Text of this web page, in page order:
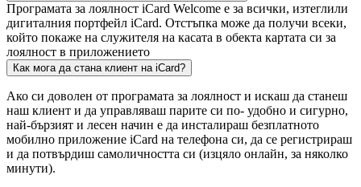
Програмата за лоялност iCard Welcome е за всички, изтеглили
дигиталния портфейл iCard. Отстъпка може да получи всеки,
който покаже на служителя на касата в обекта картата си за
лоялност в приложението
Как мога да стана клиент на iCard?
Ако си доволен от програмата за лоялност и искаш да станеш
наш клиент и да управляваш парите си по- удобно и сигурно,
най-бързият и лесен начин е да инсталираш безплатното
мобилно приложение iCard на телефона си, да се регистрираш
и да потвърдиш самоличността си (изцяло онлайн, за няколко
минути).